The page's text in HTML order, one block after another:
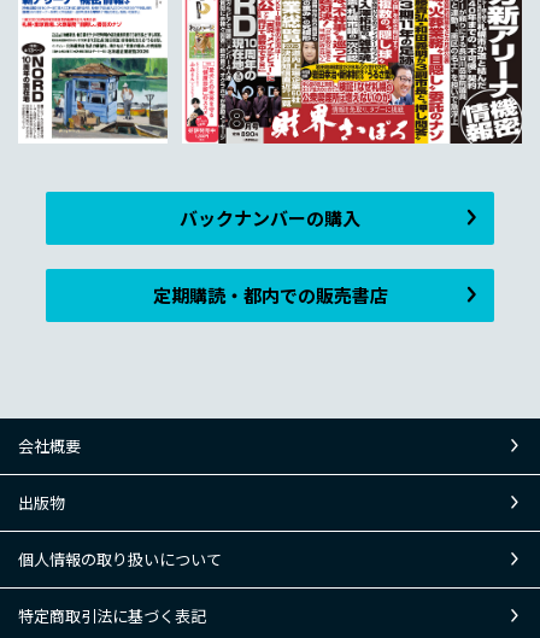
バックナンバーの購入
定期購読・都内での販売書店
会社概要
出版物
個人情報の取り扱いについて
特定商取引法に基づく表記